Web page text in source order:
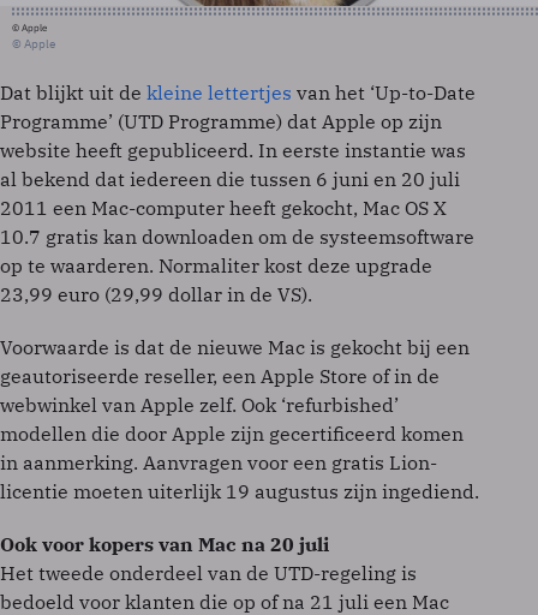
© Apple
© Apple
Dat blijkt uit de kleine lettertjes van het ‘Up-to-Date
Programme’ (UTD Programme) dat Apple op zijn
website heeft gepubliceerd. In eerste instantie was
al bekend dat iedereen die tussen 6 juni en 20 juli
2011 een Mac-computer heeft gekocht, Mac OS X
10.7 gratis kan downloaden om de systeemsoftware
op te waarderen. Normaliter kost deze upgrade
23,99 euro (29,99 dollar in de VS).
Voorwaarde is dat de nieuwe Mac is gekocht bij een
geautoriseerde reseller, een Apple Store of in de
webwinkel van Apple zelf. Ook ‘refurbished’
modellen die door Apple zijn gecertificeerd komen
in aanmerking. Aanvragen voor een gratis Lion-
licentie moeten uiterlijk 19 augustus zijn ingediend.
Ook voor kopers van Mac na 20 juli
Het tweede onderdeel van de UTD-regeling is
bedoeld voor klanten die op of na 21 juli een Mac